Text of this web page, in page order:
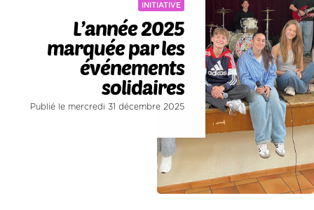
INITIATIVE
L’année 2025
marquée par les
événements
solidaires
Publié le mercredi 31 décembre 2025